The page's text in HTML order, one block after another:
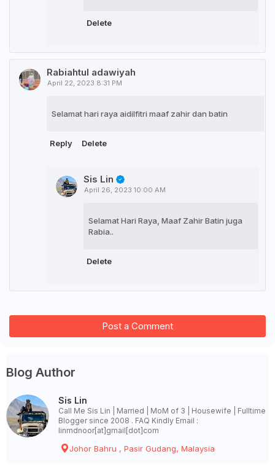
Delete
Rabiahtul adawiyah
April 22, 2023 8:31 PM
Selamat hari raya aidilfitri maaf zahir dan batin
Reply Delete
Sis Lin
April 26, 2023 10:00 AM
Selamat Hari Raya, Maaf Zahir Batin juga
Rabia..
Delete
Post a Comment
Blog Author
Sis Lin
Call Me Sis Lin | Married | MoM of 3 | Housewife | Fulltime
Blogger since 2008 . FAQ Kindly Email :
linmdnoor[at]gmail[dot]com
Johor Bahru , Pasir Gudang, Malaysia